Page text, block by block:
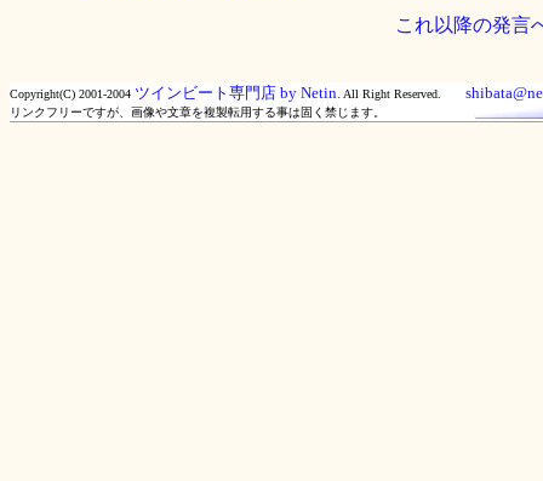
これ以降の発言
Copyright(C) 2001-2004 ツインビート専門店 by Netin. All Right Reserved.
リンクフリーですが、画像や文章を複製転用する事は固く禁じます。